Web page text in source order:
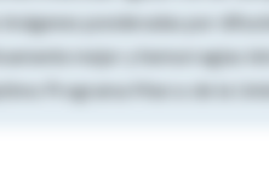
ponderadas por
mejor y hemorragias
Programa Marco de la